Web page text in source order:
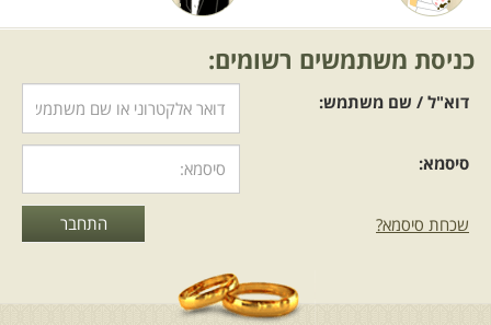
כניסת משתמשים רשומים:
דוא"ל / שם משתמש:
סיסמא:
שכחת סיסמא?